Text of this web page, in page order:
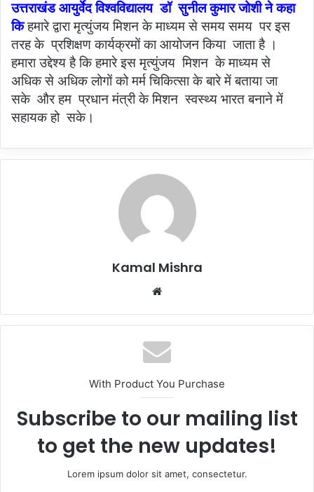
उत्तराखंड आयुर्वेद विश्वविद्यालय डॉ सुनील कुमार जोशी ने कहा
कि हमारे द्वारा मृत्युंजय मिशन के माध्यम से समय समय पर इस
तरह के प्रशिक्षण कार्यक्रमों का आयोजन किया जाता है ।
हमारा उद्देश्य है कि हमारे इस मृत्युंजय मिशन के माध्यम से
अधिक से अधिक लोगों को मर्म चिकित्सा के बारे में बताया जा
सके और हम प्रधान मंत्री के मिशन स्वस्थ्य भारत बनाने में
सहायक हो सके।
Kamal Mishra
Website
With Product You Purchase
Subscribe to our mailing list
to get the new updates!
Lorem ipsum dolor sit amet, consectetur.